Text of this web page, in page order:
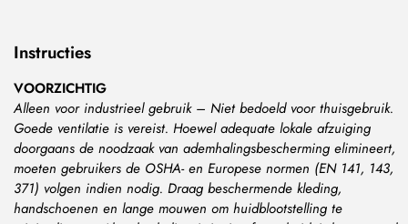
Instructies
VOORZICHTIG
Alleen voor industrieel gebruik – Niet bedoeld voor thuisgebruik.
Goede ventilatie is vereist. Hoewel adequate lokale afzuiging
doorgaans de noodzaak van ademhalingsbescherming elimineert,
moeten gebruikers de OSHA- en Europese normen (EN 141, 143,
371) volgen indien nodig. Draag beschermende kleding,
handschoenen en lange mouwen om huidblootstelling te